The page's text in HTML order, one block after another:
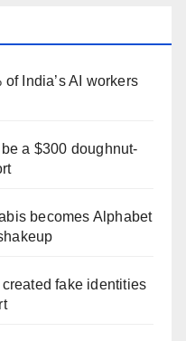
India’s AI workers
a $300 doughnut-
becomes Alphabet
fake identities